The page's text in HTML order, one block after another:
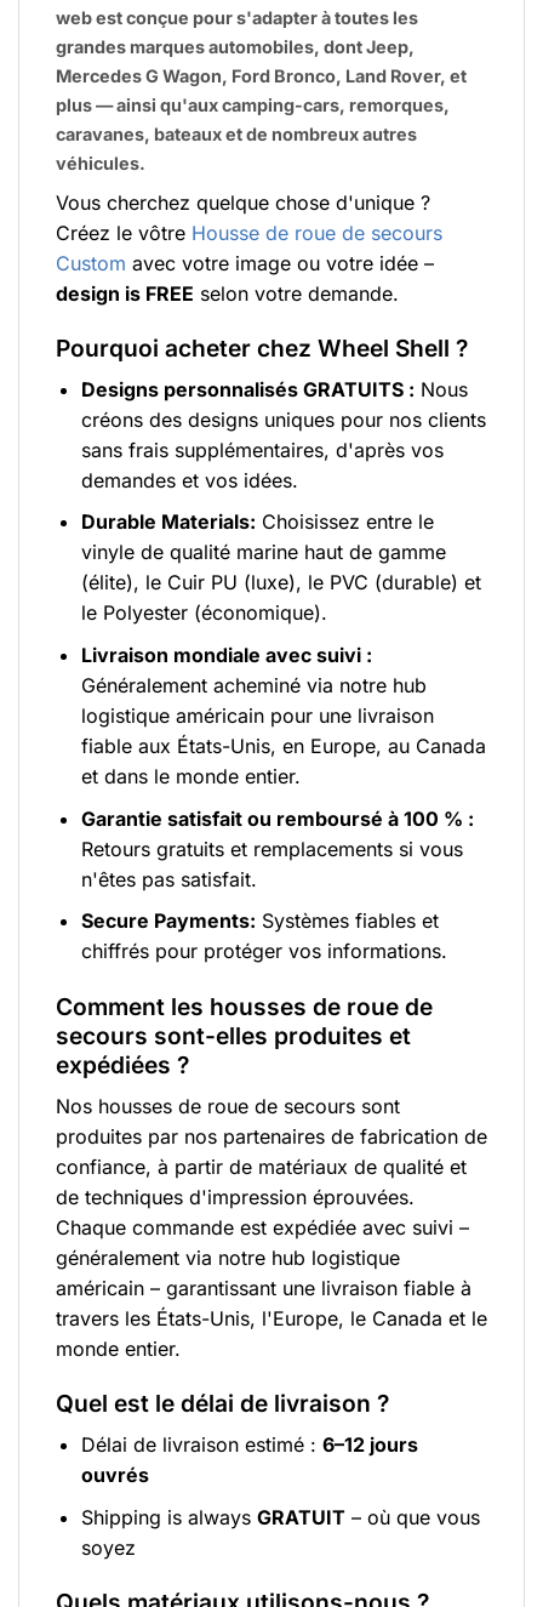
web est conçue pour s'adapter à toutes les
grandes marques automobiles, dont Jeep,
Mercedes G Wagon, Ford Bronco, Land Rover, et
plus — ainsi qu'aux camping-cars, remorques,
caravanes, bateaux et de nombreux autres
véhicules.
Vous cherchez quelque chose d'unique ?
Créez le vôtre Housse de roue de secours
Custom avec votre image ou votre idée –
design is FREE selon votre demande.
Pourquoi acheter chez Wheel Shell ?
Designs personnalisés GRATUITS : Nous
créons des designs uniques pour nos clients
sans frais supplémentaires, d'après vos
demandes et vos idées.
Durable Materials: Choisissez entre le
vinyle de qualité marine haut de gamme
(élite), le Cuir PU (luxe), le PVC (durable) et
le Polyester (économique).
Livraison mondiale avec suivi :
Généralement acheminé via notre hub
logistique américain pour une livraison
fiable aux États-Unis, en Europe, au Canada
et dans le monde entier.
Garantie satisfait ou remboursé à 100 % :
Retours gratuits et remplacements si vous
n'êtes pas satisfait.
Secure Payments: Systèmes fiables et
chiffrés pour protéger vos informations.
Comment les housses de roue de
secours sont-elles produites et
expédiées ?
Nos housses de roue de secours sont
produites par nos partenaires de fabrication de
confiance, à partir de matériaux de qualité et
de techniques d'impression éprouvées.
Chaque commande est expédiée avec suivi –
généralement via notre hub logistique
américain – garantissant une livraison fiable à
travers les États-Unis, l'Europe, le Canada et le
monde entier.
Quel est le délai de livraison ?
Délai de livraison estimé : 6–12 jours
ouvrés
Shipping is always GRATUIT– où que vous
soyez